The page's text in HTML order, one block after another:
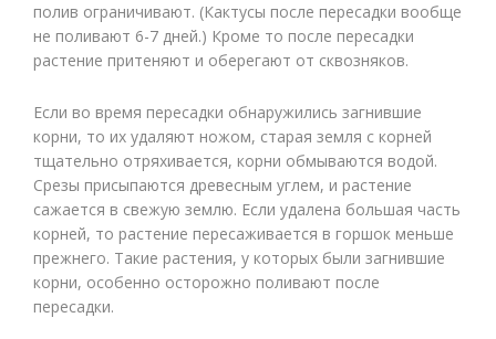
полив ограничивают. (Кактусы после пересадки вообще
не поливают 6-7 дней.) Кроме то после пересадки
растение притеняют и оберегают от сквозняков.
Если во время пересадки обнаружились загнившие
корни, то их удаляют ножом, старая земля с корней
тщательно отряхивается, корни обмываются водой.
Срезы присыпаются древесным углем, и растение
сажается в свежую землю. Если удалена большая часть
корней, то растение пересаживается в горшок меньше
прежнего. Такие растения, у которых были загнившие
корни, особенно осторожно поливают после
пересадки.